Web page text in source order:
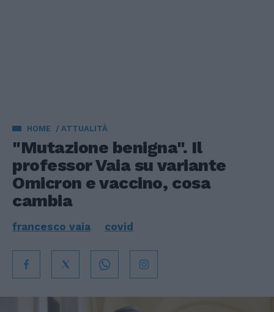
HOME ATTUALITÀ
"Mutazione benigna". Il
professor Vaia su variante
Omicron e vaccino, cosa
cambia
francesco vaia covid